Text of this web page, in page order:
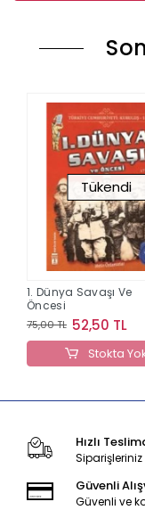
Tükendi
1. Dünya Savaşı Ve
Öncesi
75,00 TL 52,50 TL
Stokta
Hızlı
Siparişleriniz
Güvenli
Güvenli ve